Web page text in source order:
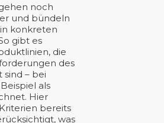
noch
und bündeln
konkreten
gibt es
die
des
sind – bei
als
Hier
bereits
was